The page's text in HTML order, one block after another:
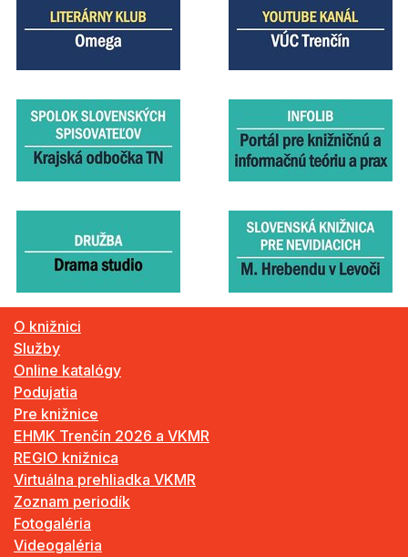
O knižnici
Služby
Online katalógy
Podujatia
Pre knižnice
EHMK Trenčín 2026 a VKMR
REGIO knižnica
Virtuálna prehliadka VKMR
Zoznam periodík
Fotogaléria
Videogaléria